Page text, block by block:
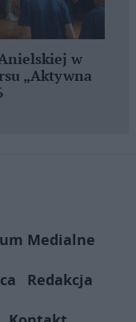
w
„Aktywna
Medialne
Redakcja